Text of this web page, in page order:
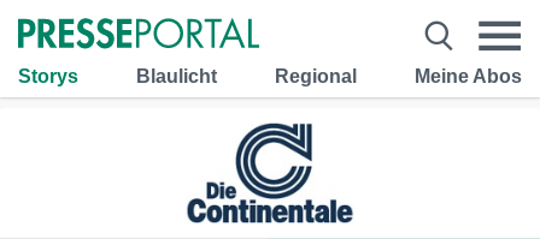
Storys Blaulicht Regional Meine Abos